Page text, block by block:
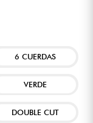
6 CUERDAS
VERDE
DOUBLE CUT